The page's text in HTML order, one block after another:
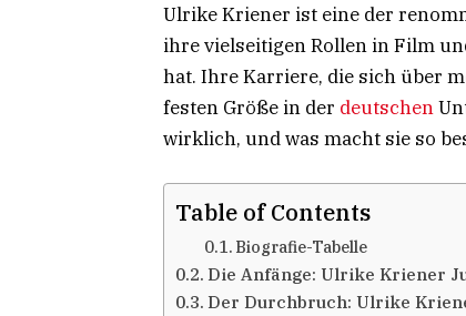
Ulrike Kriener ist eine der
ihre vielseitigen Rollen in Film
hat. Ihre Karriere, die sich über
festen Größe in der deutschen
wirklich, und was macht sie so
Table of Contents
Biografie-Tabelle
Die Anfänge: Ulrike Kriener
Der Durchbruch: Ulrike